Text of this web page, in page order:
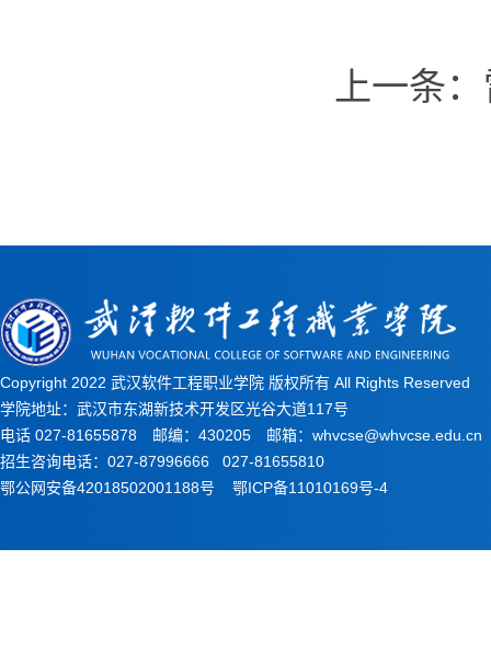
上一条：
Copyright 2022 武汉软件工程职业学院 版权所有 All Rights Reserved
学院地址：武汉市东湖新技术开发区光谷大道117号
电话 027-81655878 邮编：430205 邮箱：whvcse@whvcse.edu.cn
招生咨询电话：027-87996666 027-81655810
鄂公网安备42018502001188号
鄂ICP备11010169号-4